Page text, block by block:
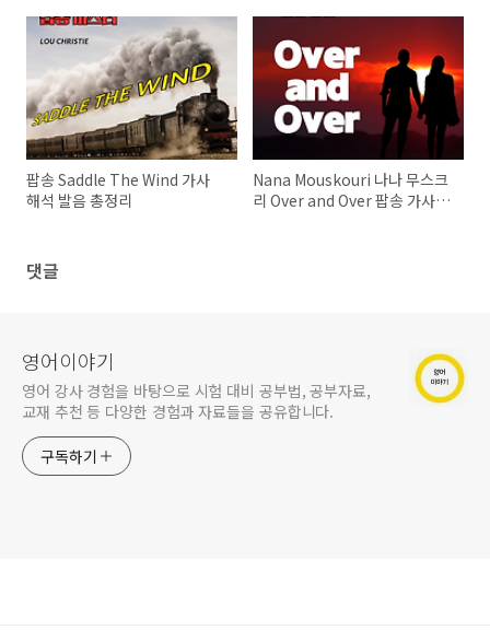
팝송 Saddle The Wind 가사
해석 발음 총정리
Nana Mouskouri 나나 무스크
리 Over and Over 팝송 가사와
댓글
영어이야기
영어 강사 경험을 바탕으로 시험 대비 공부법, 공부자료,
교재 추천 등 다양한 경험과 자료들을 공유합니다.
구독하기